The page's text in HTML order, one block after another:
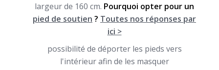
largeur de 160 cm. Pourquoi opter pour un
pied de soutien ? Toutes nos réponses par
ici >
possibilité de déporter les pieds vers
l'intérieur afin de les masquer